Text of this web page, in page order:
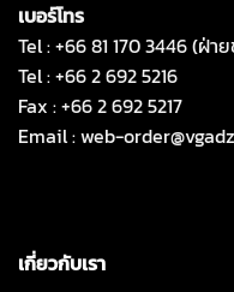
เบอร์โทร
Tel : +66 81 170 3446 (ฝ่า
Tel : +66 2 692 5216
Fax : +66 2 692 5217
Email :web-
เกี่ยวกับเรา